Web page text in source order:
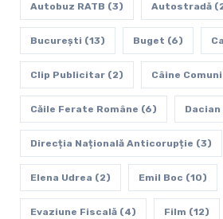
Autobuz RATB (3) Autostradă
Bucureşti (13) Buget (6)
Clip Publicitar(2) Câine
Căile Ferate Române (6) Dacian
Direcția Națională Anticorupție (3)
Elena Udrea (2) Emil Boc (10)
Evaziune Fiscală(4) Film (12)